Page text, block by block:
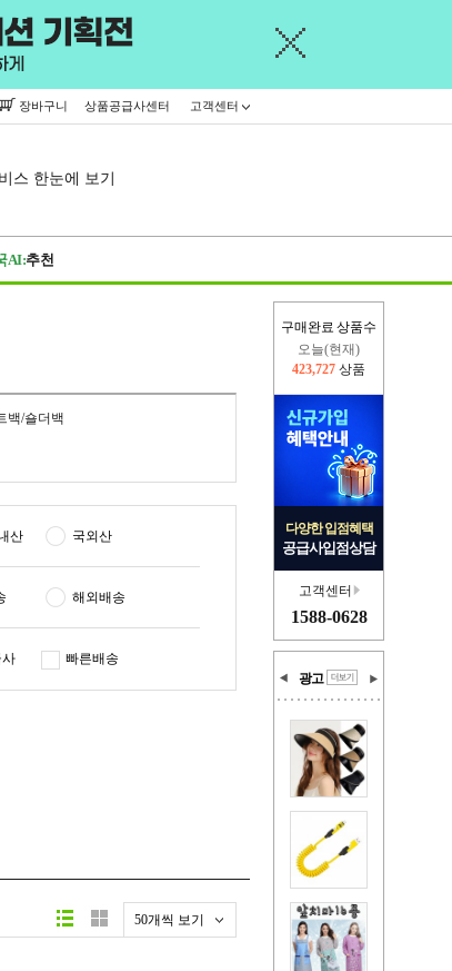
장바구니 상품공급사센터 고객센터
스 한눈에 보기
AI:추천
구매완료 상품수
오늘(현재)
423,727 상품
다양한 입점혜택
공급사입점상담
고객센터
1588-0628
광고
백/숄더백
산 국외산
해외배송
사 빠른배송
50개씩 보기